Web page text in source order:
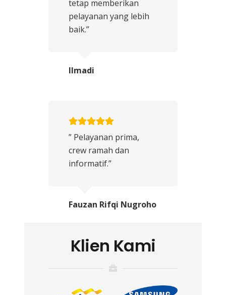
tetap memberikan
pelayanan yang lebih
baik.”
Ilmadi
” Pelayanan prima,
crew ramah dan
informatif.”
Fauzan Rifqi Nugroho
Klien Kami